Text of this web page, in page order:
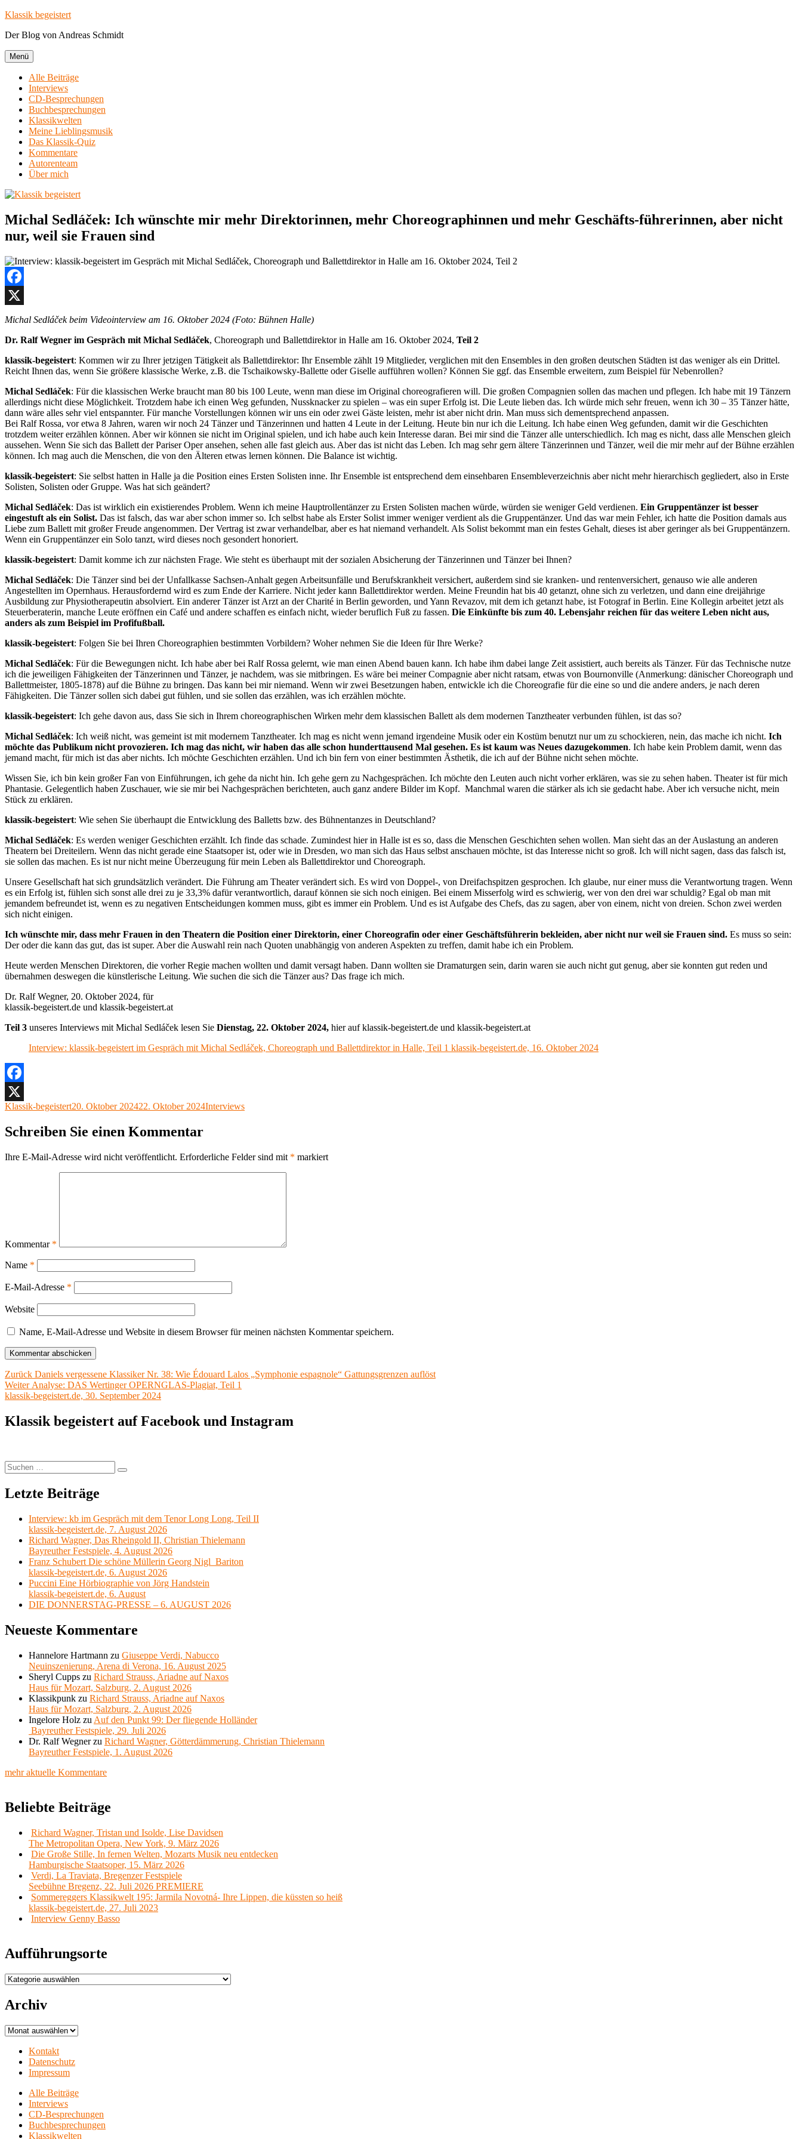
Zum
springen
Klassik begeistert
Der Blog von Andreas Schmidt
Menü
Alle Beiträge
Interviews
CD-Besprechungen
Buchbesprechungen
Klassikwelten
Meine Lieblingsmusik
Das Klassik-Quiz
Kommentare
Autorenteam
Über mich
Michal Sedláček: Ich wünschte mir mehr Direktorinnen, mehr Choreographinnen und mehr Geschäfts-führerinnen, aber nicht
nur, weil sie Frauen sind
Facebook
X
Michal Sedláček beim Videointerview am 16. Oktober 2024 (Foto: Bühnen Halle)
Dr. Ralf Wegner im Gespräch mit Michal Sedláček, Choreograph und Ballettdirektor in Halle am 16. Oktober 2024, Teil 2
klassik-begeistert: Kommen wir zu Ihrer jetzigen Tätigkeit als Ballettdirektor: Ihr Ensemble zählt 19 Mitglieder, verglichen mit den Ensembles in den großen deutschen Städten ist das weniger als ein Drittel.
Reicht Ihnen das, wenn Sie größere klassische Werke, z.B. die Tschaikowsky-Ballette oder Giselle aufführen wollen? Können Sie ggf. das Ensemble erweitern, zum Beispiel für Nebenrollen?
Michal Sedláček: Für die klassischen Werke braucht man 80 bis 100 Leute, wenn man diese im Original choreografieren will. Die großen Compagnien sollen das machen und pflegen. Ich habe mit 19 Tänzern
allerdings nicht diese Möglichkeit. Trotzdem habe ich einen Weg gefunden, Nussknacker zu spielen – was ein super Erfolg ist. Die Leute lieben das. Ich würde mich sehr freuen, wenn ich 30 – 35 Tänzer hätte,
dann wäre alles sehr viel entspannter. Für manche Vorstellungen können wir uns ein oder zwei Gäste leisten, mehr ist aber nicht drin. Man muss sich dementsprechend anpassen.
Bei Ralf Rossa, vor etwa 8 Jahren, waren wir noch 24 Tänzer und Tänzerinnen und hatten 4 Leute in der Leitung. Heute bin nur ich die Leitung. Ich habe einen Weg gefunden, damit wir die Geschichten
trotzdem weiter erzählen können. Aber wir können sie nicht im Original spielen, und ich habe auch kein Interesse daran. Bei mir sind die Tänzer alle unterschiedlich. Ich mag es nicht, dass alle Menschen gleich
aussehen. Wenn Sie sich das Ballett der Pariser Oper ansehen, sehen alle fast gleich aus. Aber das ist nicht das Leben. Ich mag sehr gern ältere Tänzerinnen und Tänzer, weil die mir mehr auf der Bühne erzählen
können. Ich mag auch die Menschen, die von den Älteren etwas lernen können. Die Balance ist wichtig.
klassik-begeistert: Sie selbst hatten in Halle ja die Position eines Ersten Solisten inne. Ihr Ensemble ist entsprechend dem einsehbaren Ensembleverzeichnis aber nicht mehr hierarchisch gegliedert, also in Erste
Solisten, Solisten oder Gruppe. Was hat sich geändert?
Michal Sedláček: Das ist wirklich ein existierendes Problem. Wenn ich meine Hauptrollentänzer zu Ersten Solisten machen würde, würden sie weniger Geld verdienen. Ein Gruppentänzer ist besser
eingestuft als ein Solist. Das ist falsch, das war aber schon immer so. Ich selbst habe als Erster Solist immer weniger verdient als die Gruppentänzer. Und das war mein Fehler, ich hatte die Position damals aus
Liebe zum Ballett mit großer Freude angenommen. Der Vertrag ist zwar verhandelbar, aber es hat niemand verhandelt. Als Solist bekommt man ein festes Gehalt, dieses ist aber geringer als bei Gruppentänzern.
Wenn ein Gruppentänzer ein Solo tanzt, wird dieses noch gesondert honoriert.
klassik-begeistert: Damit komme ich zur nächsten Frage. Wie steht es überhaupt mit der sozialen Absicherung der Tänzerinnen und Tänzer bei Ihnen?
Michal Sedláček: Die Tänzer sind bei der Unfallkasse Sachsen-Anhalt gegen Arbeitsunfälle und Berufskrankheit versichert, außerdem sind sie kranken- und rentenversichert, genauso wie alle anderen
Angestellten im Opernhaus. Herausfordernd wird es zum Ende der Karriere. Nicht jeder kann Ballettdirektor werden. Meine Freundin hat bis 40 getanzt, ohne sich zu verletzen, und dann eine dreijährige
Ausbildung zur Physiotherapeutin absolviert. Ein anderer Tänzer ist Arzt an der Charité in Berlin geworden, und Yann Revazov, mit dem ich getanzt habe, ist Fotograf in Berlin. Eine Kollegin arbeitet jetzt als
Steuerberaterin, manche Leute eröffnen ein Café und andere schaffen es einfach nicht, wieder beruflich Fuß zu fassen. Die Einkünfte bis zum 40. Lebensjahr reichen für das weitere Leben nicht aus,
anders als zum Beispiel im Profifußball.
klassik-begeistert: Folgen Sie bei Ihren Choreographien bestimmten Vorbildern? Woher nehmen Sie die Ideen für Ihre Werke?
Michal Sedláček: Für die Bewegungen nicht. Ich habe aber bei Ralf Rossa gelernt, wie man einen Abend bauen kann. Ich habe ihm dabei lange Zeit assistiert, auch bereits als Tänzer. Für das Technische nutze
ich die jeweiligen Fähigkeiten der Tänzerinnen und Tänzer, je nachdem, was sie mitbringen. Es wäre bei meiner Compagnie aber nicht ratsam, etwas von Bournonville (Anmerkung: dänischer Choreograph und
Ballettmeister, 1805-1878) auf die Bühne zu bringen. Das kann bei mir niemand. Wenn wir zwei Besetzungen haben, entwickle ich die Choreografie für die eine so und die andere anders, je nach deren
Fähigkeiten. Die Tänzer sollen sich dabei gut fühlen, und sie sollen das erzählen, was ich erzählen möchte.
klassik-begeistert: Ich gehe davon aus, dass Sie sich in Ihrem choreographischen Wirken mehr dem klassischen Ballett als dem modernen Tanztheater verbunden fühlen, ist das so?
Michal Sedláček: Ich weiß nicht, was gemeint ist mit modernem Tanztheater. Ich mag es nicht wenn jemand irgendeine Musik oder ein Kostüm benutzt nur um zu schockieren, nein, das mache ich nicht. Ich
möchte das Publikum nicht provozieren. Ich mag das nicht, wir haben das alle schon hunderttausend Mal gesehen. Es ist kaum was Neues dazugekommen. Ich habe kein Problem damit, wenn das
jemand macht, für mich ist das aber nichts. Ich möchte Geschichten erzählen. Und ich bin fern von einer bestimmten Ästhetik, die ich auf der Bühne nicht sehen möchte.
Wissen Sie, ich bin kein großer Fan von Einführungen, ich gehe da nicht hin. Ich gehe gern zu Nachgesprächen. Ich möchte den Leuten auch nicht vorher erklären, was sie zu sehen haben. Theater ist für mich
Phantasie. Gelegentlich haben Zuschauer, wie sie mir bei Nachgesprächen berichteten, auch ganz andere Bilder im Kopf. Manchmal waren die stärker als ich sie gedacht habe. Aber ich versuche nicht, mein
Stück zu erklären.
klassik-begeistert: Wie sehen Sie überhaupt die Entwicklung des Balletts bzw. des Bühnentanzes in Deutschland?
Michal Sedláček: Es werden weniger Geschichten erzählt. Ich finde das schade. Zumindest hier in Halle ist es so, dass die Menschen Geschichten sehen wollen. Man sieht das an der Auslastung an anderen
Theatern bei Dreiteilern. Wenn das nicht gerade eine Staatsoper ist, oder wie in Dresden, wo man sich das Haus selbst anschauen möchte, ist das Interesse nicht so groß. Ich will nicht sagen, dass das falsch ist,
sie sollen das machen. Es ist nur nicht meine Überzeugung für mein Leben als Ballettdirektor und Choreograph.
Unsere Gesellschaft hat sich grundsätzlich verändert. Die Führung am Theater verändert sich. Es wird von Doppel-, von Dreifachspitzen gesprochen. Ich glaube, nur einer muss die Verantwortung tragen. Wenn
es ein Erfolg ist, fühlen sich sonst alle drei zu je 33,3% dafür verantwortlich, darauf können sie sich noch einigen. Bei einem Misserfolg wird es schwierig, wer von den drei war schuldig? Egal ob man mit
jemandem befreundet ist, wenn es zu negativen Entscheidungen kommen muss, gibt es immer ein Problem. Und es ist Aufgabe des Chefs, das zu sagen, aber von einem, nicht von dreien. Schon zwei werden
sich nicht einigen.
Ich wünschte mir, dass mehr Frauen in den Theatern die Position einer Direktorin, einer Choreografin oder einer Geschäftsführerin bekleiden, aber nicht nur weil sie Frauen sind. Es muss so sein:
Der oder die kann das gut, das ist super. Aber die Auswahl rein nach Quoten unabhängig von anderen Aspekten zu treffen, damit habe ich ein Problem.
Heute werden Menschen Direktoren, die vorher Regie machen wollten und damit versagt haben. Dann wollten sie Dramaturgen sein, darin waren sie auch nicht gut genug, aber sie konnten gut reden und
übernahmen deswegen die künstlerische Leitung. Wie suchen die sich die Tänzer aus? Das frage ich mich.
Dr. Ralf Wegner, 20. Oktober 2024, für
klassik-begeistert.de und klassik-begeistert.at
Teil 3 unseres Interviews mit Michal Sedláček lesen Sie Dienstag, 22. Oktober 2024, hier auf klassik-begeistert.de und klassik-begeistert.at
Interview: klassik-begeistert im Gespräch mit Michal Sedláček, Choreograph und Ballettdirektor in Halle, Teil 1 klassik-begeistert.de, 16. Oktober 2024
Facebook
X
Autor
Klassik-begeistertVeröffentlicht
20. Oktober 202422. Oktober 2024Kategorien
Interviews
Schreiben Sie einen Kommentar
Ihre E-Mail-Adresse wird nicht veröffentlicht. Erforderliche Felder sind mit * markiert
Kommentar *
Name *
E-Mail-Adresse *
Website
Name, E-Mail-Adresse und Website in diesem Browser für meinen nächsten Kommentar speichern.
Beitragsnavigation
Zurück Vorheriger
Beitrag:
Daniels vergessene Klassiker Nr. 38: Wie Édouard Lalos „Symphonie espagnole“ Gattungsgrenzen auflöst
Weiter Nächster
Beitrag:
Analyse: DAS Wertinger OPERNGLAS-Plagiat, Teil 1
klassik-begeistert.de, 30. September 2024
Klassik begeistert auf Facebook und Instagram
Suchen
nach:
Suchen
Letzte Beiträge
Interview: kb im Gespräch mit dem Tenor Long Long, Teil II
klassik-begeistert.de, 7. August 2026
Richard Wagner, Das Rheingold II, Christian Thielemann
Bayreuther Festspiele, 4. August 2026
Franz Schubert Die schöne Müllerin Georg Nigl Bariton
klassik-begeistert.de, 6. August 2026
Puccini Eine Hörbiographie von Jörg Handstein
klassik-begeistert.de, 6. August
DIE DONNERSTAG-PRESSE – 6. AUGUST 2026
Neueste Kommentare
Hannelore Hartmann zu Giuseppe Verdi, Nabucco
Neuinszenierung, Arena di Verona, 16. August 2025
Sheryl Cupps zu Richard Strauss, Ariadne auf Naxos
Haus für Mozart, Salzburg, 2. August 2026
Klassikpunk zu Richard Strauss, Ariadne auf Naxos
Haus für Mozart, Salzburg, 2. August 2026
Ingelore Holz zu Auf den Punkt 99: Der fliegende Holländer
Bayreuther Festspiele, 29. Juli 2026
Dr. Ralf Wegnerzu Richard Wagner, Götterdämmerung, Christian Thielemann
Bayreuther Festspiele, 1. August 2026
mehr aktuelle Kommentare
Beliebte Beiträge
Richard Wagner, Tristan und Isolde, Lise Davidsen
The Metropolitan Opera, New York, 9. März 2026
Die Große Stille, In fernen Welten, Mozarts Musik neu entdecken
Hamburgische Staatsoper, 15. März 2026
Verdi, La Traviata, Bregenzer Festspiele
Seebühne Bregenz, 22. Juli 2026 PREMIERE
Sommereggers Klassikwelt 195: Jarmila Novotná- Ihre Lippen, die küssten so heiß
klassik-begeistert.de, 27. Juli 2023
Interview Genny Basso
Aufführungsorte
Aufführungsorte
Archiv
Archiv
Kontakt
Datenschutz
Impressum
Alle Beiträge
Interviews
CD-Besprechungen
Buchbesprechungen
Klassikwelten